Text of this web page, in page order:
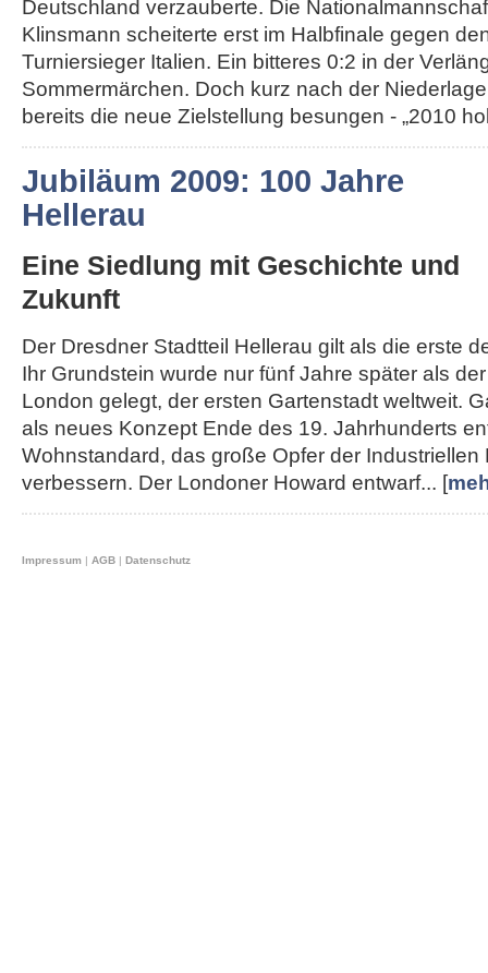
Deutschland verzauberte. Die
Klinsmann scheiterte erst im Halbfinale gegen
Turniersieger Italien. Ein bitteres 0:2 in der
Sommermärchen. Doch kurz nach der
bereits die neue Zielstellung besungen - „2010
Jubiläum 2009: 100 Jahre
Hellerau
Eine Siedlung mit Geschichte und
Zukunft
Der Dresdner Stadtteil Hellerau gilt als die erste
Ihr Grundstein wurde nur fünf Jahre später als
London gelegt, der ersten Gartenstadt weltweit.
als neues Konzept Ende des 19. Jahrhunderts
Wohnstandard, das große Opfer der Industriellen
verbessern. Der Londoner Howard entwarf... [
Impressum | AGB | Datenschutz